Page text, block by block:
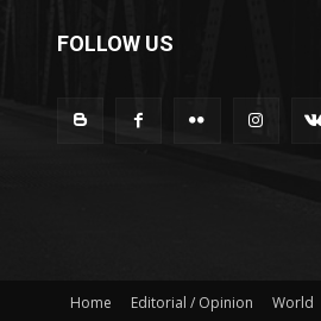
FOLLOW US
Home Editorial / Opinion World